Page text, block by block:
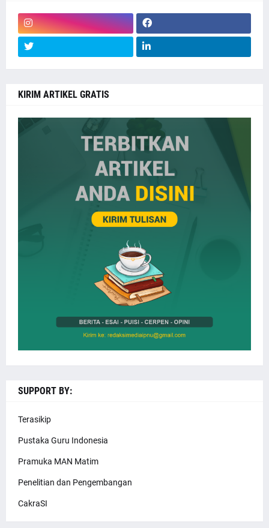
KIRIM ARTIKEL GRATIS
SUPPORT BY:
Terasikip
Pustaka Guru Indonesia
Pramuka MAN Matim
Penelitian dan Pengembangan
CakraSI